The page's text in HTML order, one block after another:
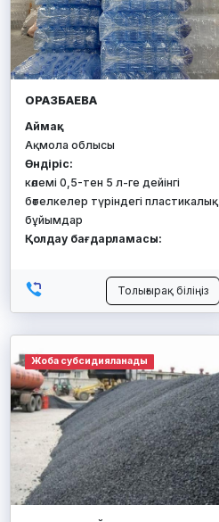
ОРАЗБАЕВА
Аймақ:
Ақмола облысы
Өндіріс:
көлемі 0,5-тен 5 л-ге дейінгі
бөтелкелер түріндегі пластикалық
бұйымдар
Қолдау бағдарламасы:
Толығырақ біліңіз
Жоба субсидияланады